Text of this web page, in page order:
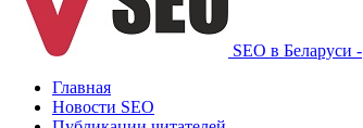
SEO в Беларуси -
Главная
Новости SEO